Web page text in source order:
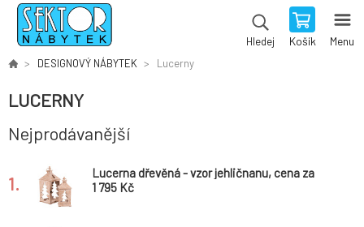
Hledej Košík Menu
DESIGNOVÝ NÁBYTEK Lucerny
LUCERNY
Nejprodávanější
1.
Lucerna dřevěná - vzor jehličnanu, cena za
sadu 2 ks
1 795 Kč